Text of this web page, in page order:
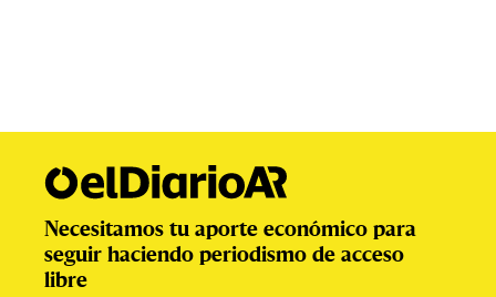
Necesitamos tu aporte económico para
seguir haciendo periodismo de acceso
libre